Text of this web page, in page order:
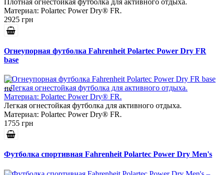
Плотная огнестойкая футболка для активного отдыха.
Материал: Polartec Power Dry® FR.
2925 грн
Огнеупорная футболка Fahrenheit Polartec Power Dry FR
base
Легкая огнестойкая футболка для активного отдыха.
Материал: Polartec Power Dry® FR.
1755 грн
Футболка спортивная Fahrenheit Polartec Power Dry Men's